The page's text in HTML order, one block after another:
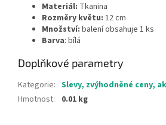
Materiál: Tkanina
Rozměry květu: 12 cm
Množství: balení obsahuje 1 ks
Barva: bílá
Doplňkové parametry
Kategorie: Slevy, zvýhodněné ceny,
Hmotnost: 0.01 kg